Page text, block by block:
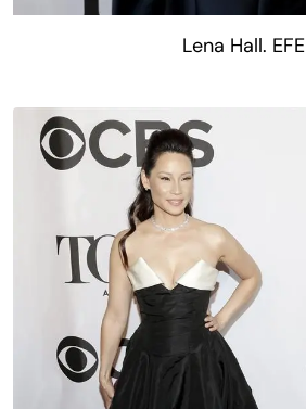
Lena Hall. EFE